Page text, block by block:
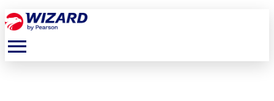
menu